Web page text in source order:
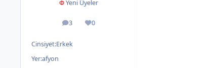
ΦYeni Üyeler
3
ileti 0
İtibar
Cinsiyet:Erkek
Yer:afyon